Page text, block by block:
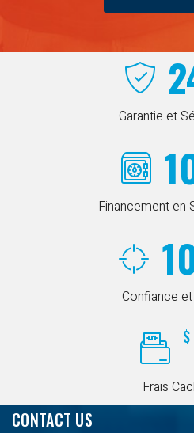
Garantie et
Financement en
Confiance
$
Frais
CONTACT US